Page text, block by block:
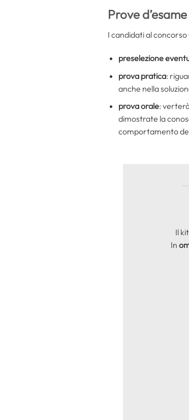
Prove d’esame
I candidati al
preselezione
prova pratica:
anche nella
prova orale:
dimostrate la
comportamento
Il
In